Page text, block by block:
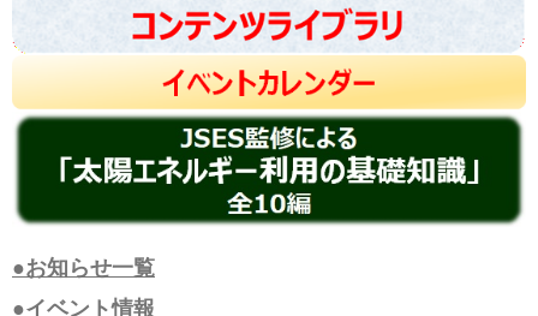
●お知らせ一覧
●イベント情報